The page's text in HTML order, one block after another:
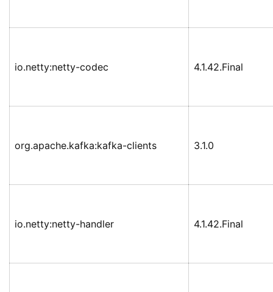
io.netty:netty-codec 4.1.42.Final
org.apache.kafka:kafka-clients 3.1.0
io.netty:netty-handler 4.1.42.Final